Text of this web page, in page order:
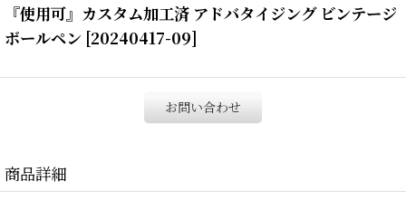
『使用可』カスタム加工済 アドバタイジング ビンテージ
ボールペン [20240417-09]
お問い合わせ
商品詳細